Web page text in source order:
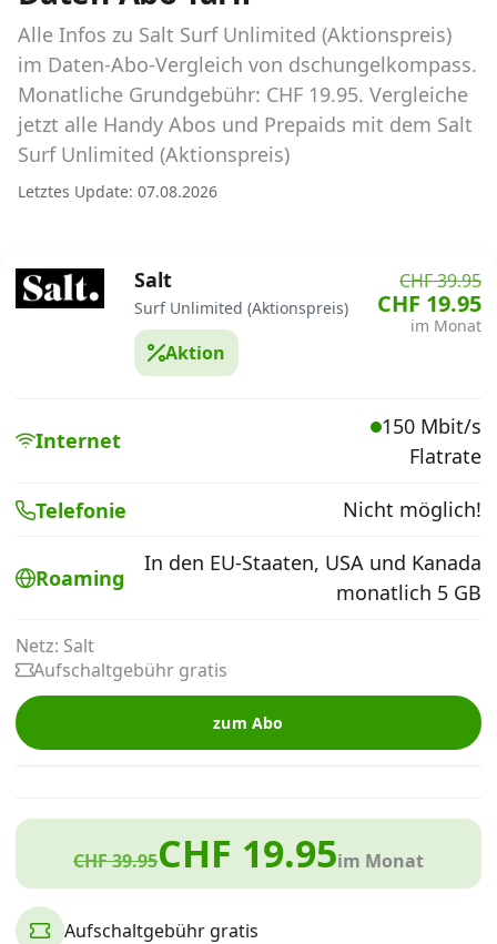
Abos für Tablets, Hotspots und Smart
Watches
Tarifrechner Handy-Abo
Der gute alte Tarifrechner im neuen Design
Infos
Mobilfunknetz Schweiz
Roaming-Tarife abfragen
Handy-Abo kündigen oder
Alle Mobile-Vergleiche
Internet, TV, Telefon
Kombi-Angebote
Aktionen
News
Forum
Alle Infos zu Salt Surf Unlimited (Aktionspreis)
im Daten-Abo-Vergleich von dschungelkompass.
Monatliche Grundgebühr: CHF 19.95. Vergleiche
jetzt alle Handy Abos und Prepaids mit dem Salt
Surf Unlimited (Aktionspreis)
Letztes Update: 07.08.2026
Salt
Surf Unlimited (Aktionspreis)
Aktion
CHF 39.95
CHF 19.95
im Monat
Internet
150 Mbit/s
Flatrate
Telefonie Nicht möglich!
Roaming
In den EU-Staaten, USA und Kanada
monatlich 5 GB
Netz: Salt
Aufschaltgebühr gratis
zum Abo
CHF 39.95CHF 19.95im Monat
Aufschaltgebühr gratis